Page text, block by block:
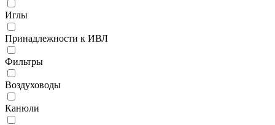
Иглы
Принадлежности к ИВЛ
Фильтры
Воздуховоды
Канюли